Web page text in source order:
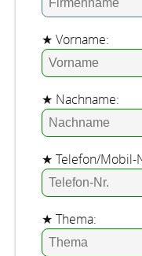
★ Vorname:
★ Nachname:
★ Telefon/Mobil-
★ Thema: